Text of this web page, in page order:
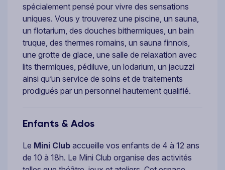
spécialement pensé pour vivre des sensations
uniques. Vous y trouverez une piscine, un sauna,
un flotarium, des douches bithermiques, un bain
truque, des thermes romains, un sauna finnois,
une grotte de glace, une salle de relaxation avec
lits thermiques, pédiluve, un lodarium, un jacuzzi
ainsi qu’un service de soins et de traitements
prodigués par un personnel hautement qualifié.
Enfants & Ados
Le Mini Club accueille vos enfants de 4 à 12 ans
de 10 à 18h. Le Mini Club organise des activités